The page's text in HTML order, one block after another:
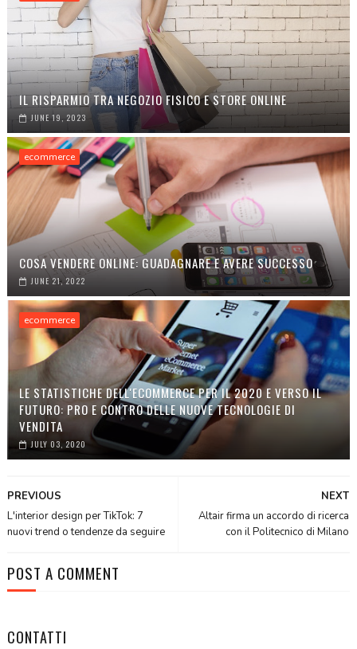
IL RISPARMIO TRA NEGOZIO FISICO E STORE ONLINE
JUNE 19, 2023
ecommerce
COSA VENDERE ONLINE: GUADAGNARE E AVERE SUCCESSO
JUNE 21, 2022
ecommerce
LE STATISTICHE DELL'ECOMMERCE PER IL 2020 E VERSO IL
FUTURO: PRO E CONTRO DELLE NUOVE TECNOLOGIE DI
VENDITA
JULY 03, 2020
NEXT
Altair firma un accordo di ricerca
con il Politecnico di Milano
PREVIOUS
L'interior design per TikTok: 7
nuovi trend o tendenze da seguire
POST A COMMENT
CONTATTI